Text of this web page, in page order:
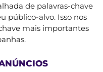
de palavras-chave
público-alvo. Isso nos
mais importantes